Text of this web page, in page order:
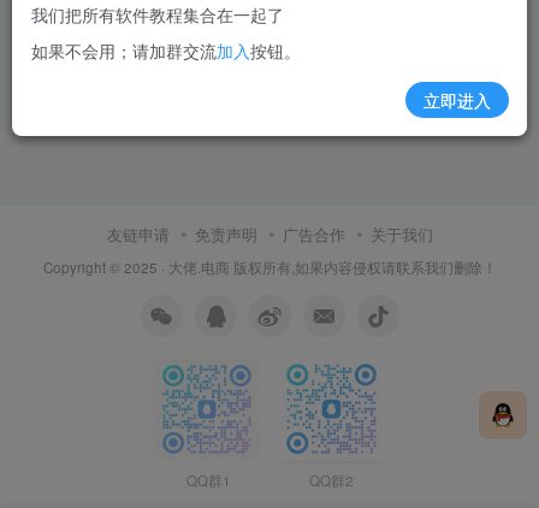
友链申请 免责声明 广告合作 关于我们
Copyright © 2025 · 大佬.电商 版权所有,如果内容侵权请联系我们删除！
QQ群1 QQ群2
我们把所有软件教程集合在一起了
如果不会用；请加群交流加入按钮。
立即进入